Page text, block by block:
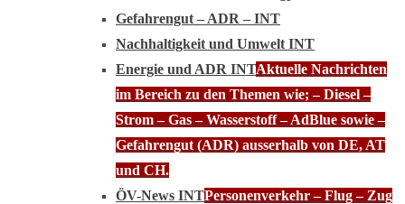
Gefahrengut – ADR – INT
Nachhaltigkeit und Umwelt INT
Energie und ADR INTAktuelle Nachrichten
im Bereich zu den Themen wie; – Diesel –
Strom – Gas – Wasserstoff – AdBlue sowie –
Gefahrengut (ADR) ausserhalb von DE, AT
und CH.
ÖV-News INTPersonenverkehr – Flug – Zug